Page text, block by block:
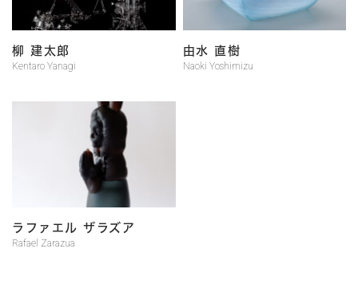
柳 建太郎
Kentaro Yanagi
由水 直樹
Naoki Yoshimizu
ラファエル ザラズア
Rafael Zarazua